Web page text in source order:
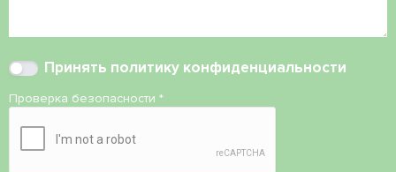
Принять политику конфиденциальности
Проверка безопасности *